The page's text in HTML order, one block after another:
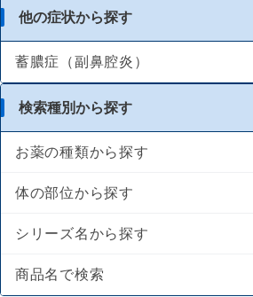
他の症状から探す
蓄膿症（副鼻腔炎）
検索種別から探す
お薬の種類から探す
体の部位から探す
シリーズ名から探す
商品名で検索